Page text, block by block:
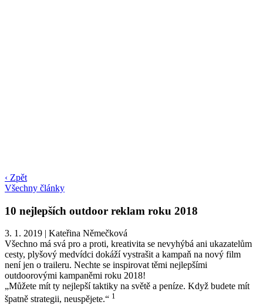
‹ Zpět
Všechny články
10 nejlepších outdoor reklam roku 2018
3. 1. 2019 | Kateřina Němečková
Všechno má svá pro a proti, kreativita se nevyhýbá ani ukazatelům
cesty, plyšový medvídci dokáží vystrašit a kampaň na nový film
není jen o traileru. Nechte se inspirovat těmi nejlepšími
outdoorovými kampaněmi roku 2018!
„Můžete mít ty nejlepší taktiky na světě a peníze. Když budete mít
špatně strategii, neuspějete.“ 1